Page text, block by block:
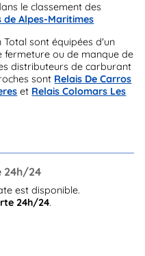
le classement des
de Alpes-Maritimes
Total sont équipées d'un
fermeture ou de manque de
distributeurs de carburant
sont Relais De Carros
et Relais Colomars Les
24h/24
est disponible.
24h/24.